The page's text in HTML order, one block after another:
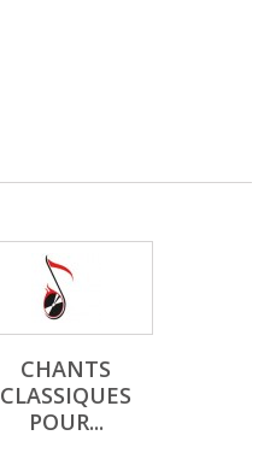
CHANTS
CLASSIQUES
POUR...